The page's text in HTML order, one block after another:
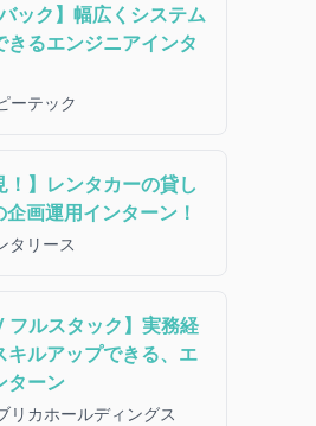
ック】幅広くシステム
きるエンジニアインタ
ーテック
！】レンタカーの貸し
画運用インターン！
タリース
フルスタック】実務経
キルアップできる、エ
ターン
リカホールディングス